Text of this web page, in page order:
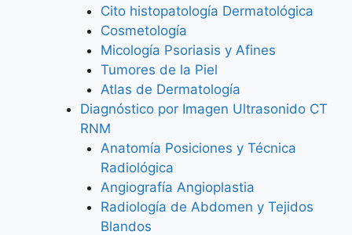
Cito histopatología Dermatológica
Cosmetología
Micología Psoriasis y Afines
Tumores de la Piel
Atlas de Dermatología
Diagnóstico por Imagen Ultrasonido CT
RNM
Anatomía Posiciones y Técnica
Radiológica
Angiografía Angioplastia
Radiología de Abdomen y Tejidos
Blandos